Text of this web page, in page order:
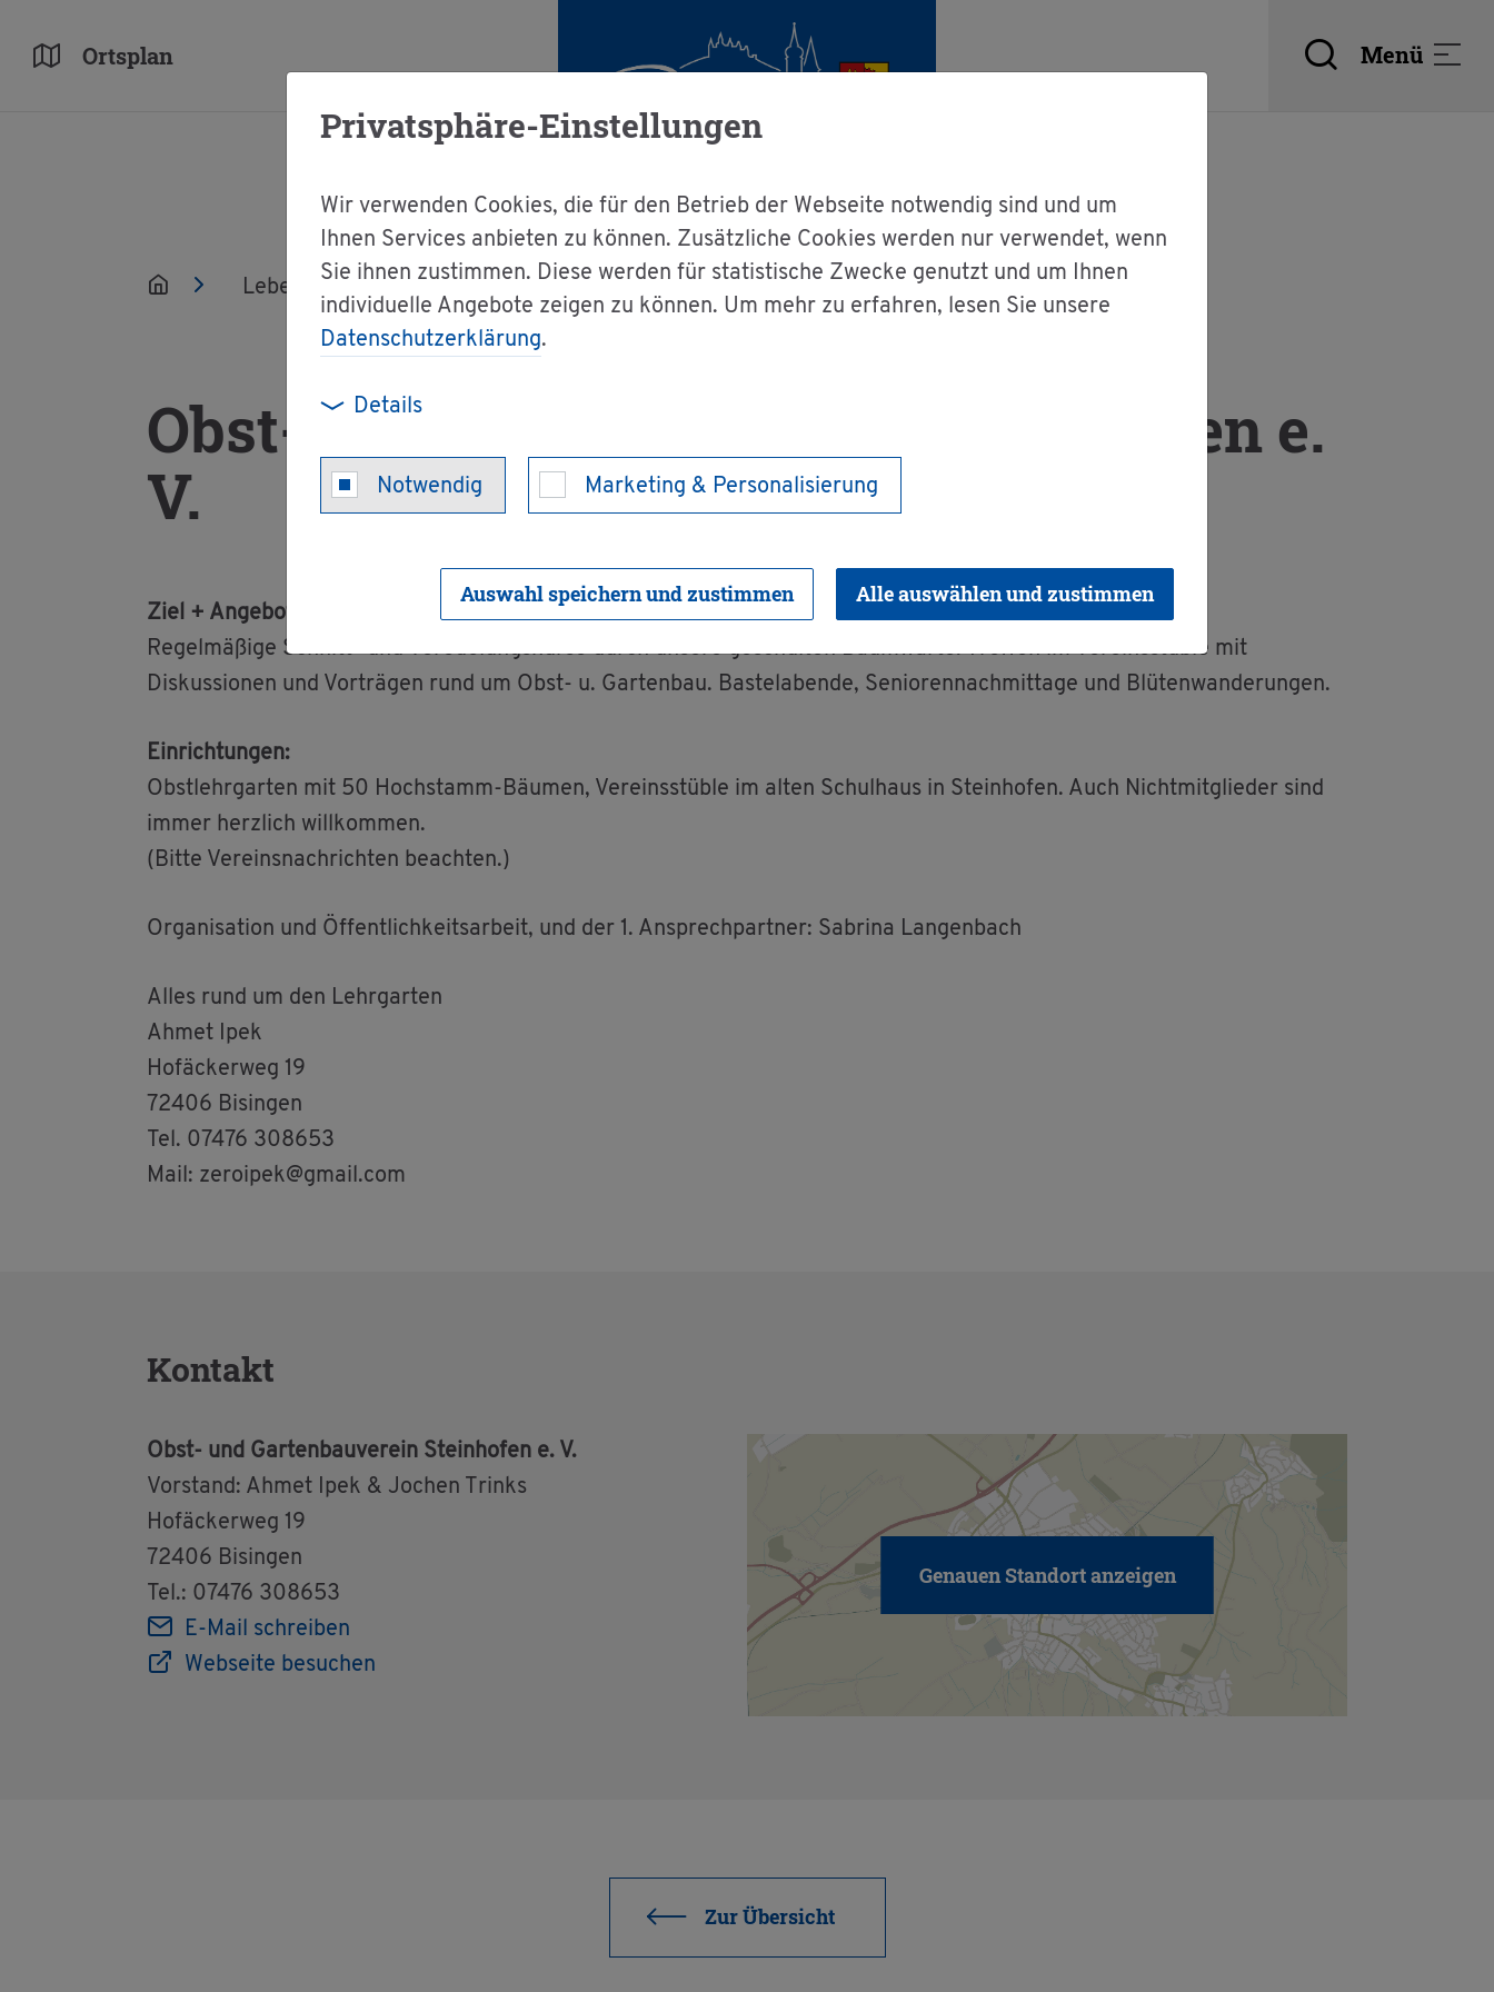
Privatsphäre-Einstellungen
Wir verwenden Cookies, die für den Betrieb der Webseite notwendig sind und um
Ihnen Services anbieten zu können. Zusätzliche Cookies werden nur verwendet, wenn
Sie ihnen zustimmen. Diese werden für statistische Zwecke genutzt und um Ihnen
individuelle Angebote zeigen zu können. Um mehr zu erfahren, lesen Sie unsere
Datenschutzerklärung.
Details
Notwendig Marketing & Personalisierung
Auswahl speichern und zustimmen Alle auswählen und zustimmen
Orts­plan Menü
Leben Obst- und Gar­ten­bau­ver­ein Stein­ho­fen e. V.
Obst- und Gar­ten­bau­ver­ein Stein­ho­fen e.
V.
Ziel + An­ge­bot:
Re­gel­mä­ßi­ge Schnitt- und Ver­ede­lungs­kur­se durch un­se­re ge­schul­ten Baum­war­te. Tref­fen im Ver­eins­st­üb­le mit
Dis­kus­sio­nen und Vor­trä­gen rund um Obst- u. Gar­ten­bau. Bas­tel­aben­de, Se­nio­ren­nach­mit­ta­ge und Blü­ten­wan­de­run­gen.
Ein­rich­tun­gen:
Obst­lehr­gar­ten mit 50 Hoch­stamm-Bäu­men, Ver­eins­st­üb­le im alten Schul­haus in Stein­ho­fen. Auch Nicht­mit­glie­der sind
immer herz­lich will­kom­men.
(Bitte Ver­eins­nach­rich­ten be­ach­ten.)
Or­ga­ni­sa­ti­on und Öf­fent­lich­keits­ar­beit, und der 1. An­sprech­part­ner: Sa­bri­na Lan­gen­bach
Alles rund um den Lehr­gar­ten
Ahmet Ipek
Hofä­cker­weg 19
72406 Bi­sin­gen
Tel. 07476 308653
Mail: ze­roi­pek@​gmail.​com
Kon­takt
Obst- und Gar­ten­bau­ver­ein Stein­ho­fen e. V.
Vor­stand: Ahmet Ipek & Jo­chen Trinks
Hofä­cker­weg 19
72406 Bi­sin­gen
Tel.: 07476 308653
E-Mail schrei­ben
Web­sei­te be­su­chen
Genauen Standort anzeigen
Zur Über­sicht